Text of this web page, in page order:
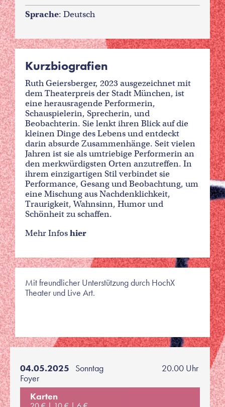
Sprache: Deutsch
Kurzbiografien
Ruth Geiersberger, 2023 ausgezeichnet mit
dem Theaterpreis der Stadt München, ist
eine herausragende Performerin,
Schauspielerin, Sprecherin, und
Beobachterin. Sie lenkt ihren Blick auf die
kleinen Dinge des Lebens und entdeckt
darin absurde Zusammenhänge. Seit vielen
Jahren ist sie als umtriebige Performerin an
den merkwürdigsten Orten anzutreffen. In
ihrem einzigartigen Stil verbindet sie
Performance, Gesang und Beobachtung, um
eine Mischung aus Nachdenklichkeit,
Traurigkeit, Wahnsinn, Humor und
Schönheit zu schaffen.
Mehr Infoshier
Mit freundlicher Unterstützung durch HochX
Theater und Live Art.
04.05.2025 Sonntag
20.00 Uhr
Foyer
Karten